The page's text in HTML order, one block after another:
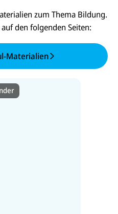
n
zum Thema Bildung.
den folgenden Seiten:
Materialien